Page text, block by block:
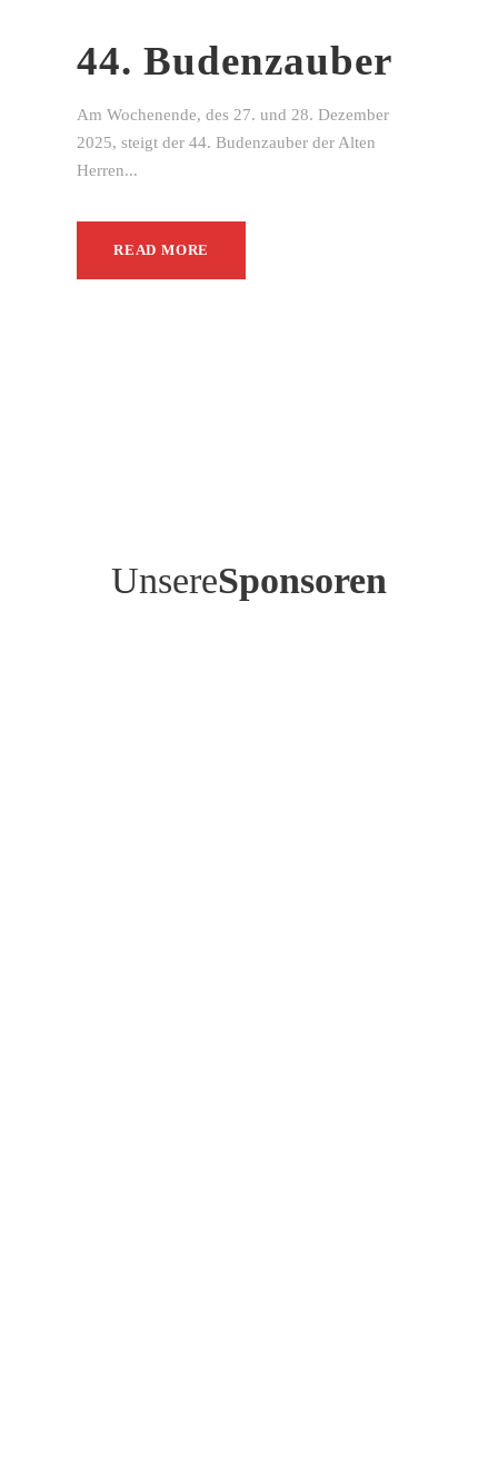
44. Budenzauber
Am Wochenende, des 27. und 28. Dezember
2025, steigt der 44. Budenzauber der Alten
Herren...
READ MORE
UnsereSponsoren